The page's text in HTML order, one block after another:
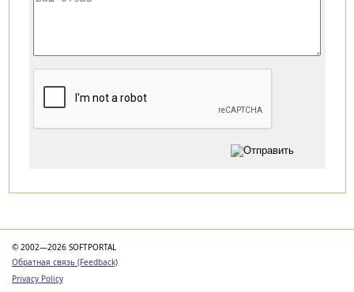
© 2002—2026 SOFTPORTAL
Обратная связь (Feedback)
Privacy Policy